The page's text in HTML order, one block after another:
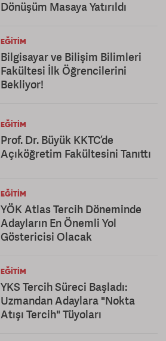
Dönüşüm Masaya Yatırıldı
EĞITIM
Bilgisayar ve Bilişim Bilimleri
Fakültesi İlk Öğrencilerini
Bekliyor!
EĞITIM
Prof. Dr. Büyük KKTC’de
Açıköğretim Fakültesini Tanıttı
EĞITIM
YÖK Atlas Tercih Döneminde
Adayların En Önemli Yol
Göstericisi Olacak
EĞITIM
YKS Tercih Süreci Başladı:
Uzmandan Adaylara "Nokta
Atışı Tercih" Tüyoları